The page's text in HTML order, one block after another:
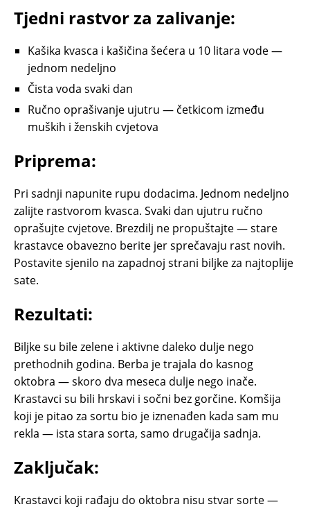
Tjedni rastvor za zalivanje:
Kašika kvasca i kašičina šećera u 10 litara vode —
jednom nedeljno
Čista voda svaki dan
Ručno oprašivanje ujutru — četkicom između
muških i ženskih cvjetova
Priprema:
Pri sadnji napunite rupu dodacima. Jednom nedeljno
zalijte rastvorom kvasca. Svaki dan ujutru ručno
oprašujte cvjetove. Brezdilj ne propuštajte — stare
krastavce obavezno berite jer sprečavaju rast novih.
Postavite sjenilo na zapadnoj strani biljke za najtoplije
sate.
Rezultati:
Biljke su bile zelene i aktivne daleko dulje nego
prethodnih godina. Berba je trajala do kasnog
oktobra — skoro dva meseca dulje nego inače.
Krastavci su bili hrskavi i sočni bez gorčine. Komšija
koji je pitao za sortu bio je iznenađen kada sam mu
rekla — ista stara sorta, samo drugačija sadnja.
Zaključak:
Krastavci koji rađaju do oktobra nisu stvar sorte —